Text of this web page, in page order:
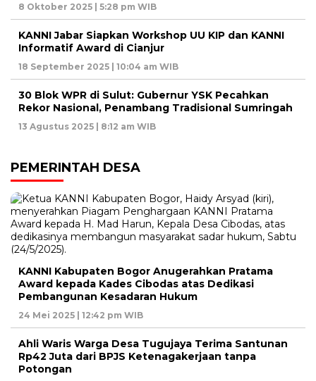
8 Oktober 2025 | 5:28 pm WIB
KANNI Jabar Siapkan Workshop UU KIP dan KANNI
Informatif Award di Cianjur
18 September 2025 | 10:04 am WIB
30 Blok WPR di Sulut: Gubernur YSK Pecahkan
Rekor Nasional, Penambang Tradisional Sumringah
13 Agustus 2025 | 8:12 am WIB
PEMERINTAH DESA
KANNI Kabupaten Bogor Anugerahkan Pratama
Award kepada Kades Cibodas atas Dedikasi
Pembangunan Kesadaran Hukum
24 Mei 2025 | 12:42 pm WIB
Ahli Waris Warga Desa Tugujaya Terima Santunan
Rp42 Juta dari BPJS Ketenagakerjaan tanpa
Potongan